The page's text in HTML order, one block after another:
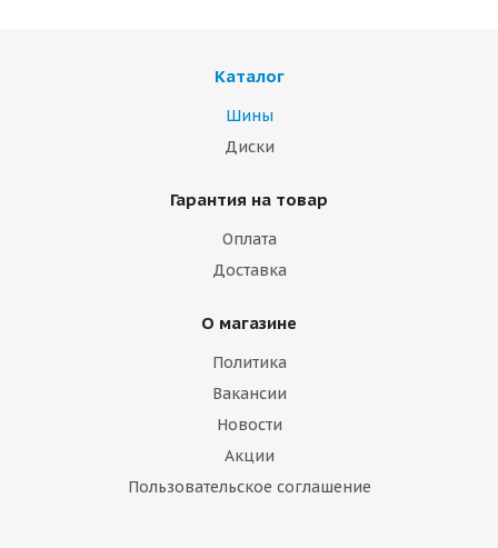
Каталог
Шины
Диски
Гарантия на товар
Оплата
Доставка
О магазине
Политика
Вакансии
Новости
Акции
Пользовательское соглашение